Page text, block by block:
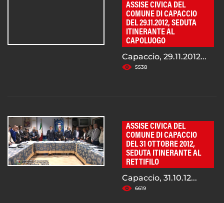
ASSISE CIVICA DEL
COMUNE DI CAPACCIO
DEL 29.11.2012, SEDUTA
ITINERANTE AL
CAPOLUOGO
Capaccio, 29.11.2012...
5538
ASSISE CIVICA DEL
COMUNE DI CAPACCIO
DEL 31 OTTOBRE 2012,
SEDUTA ITINERANTE AL
RETTIFILO
Capaccio, 31.10.12...
6619